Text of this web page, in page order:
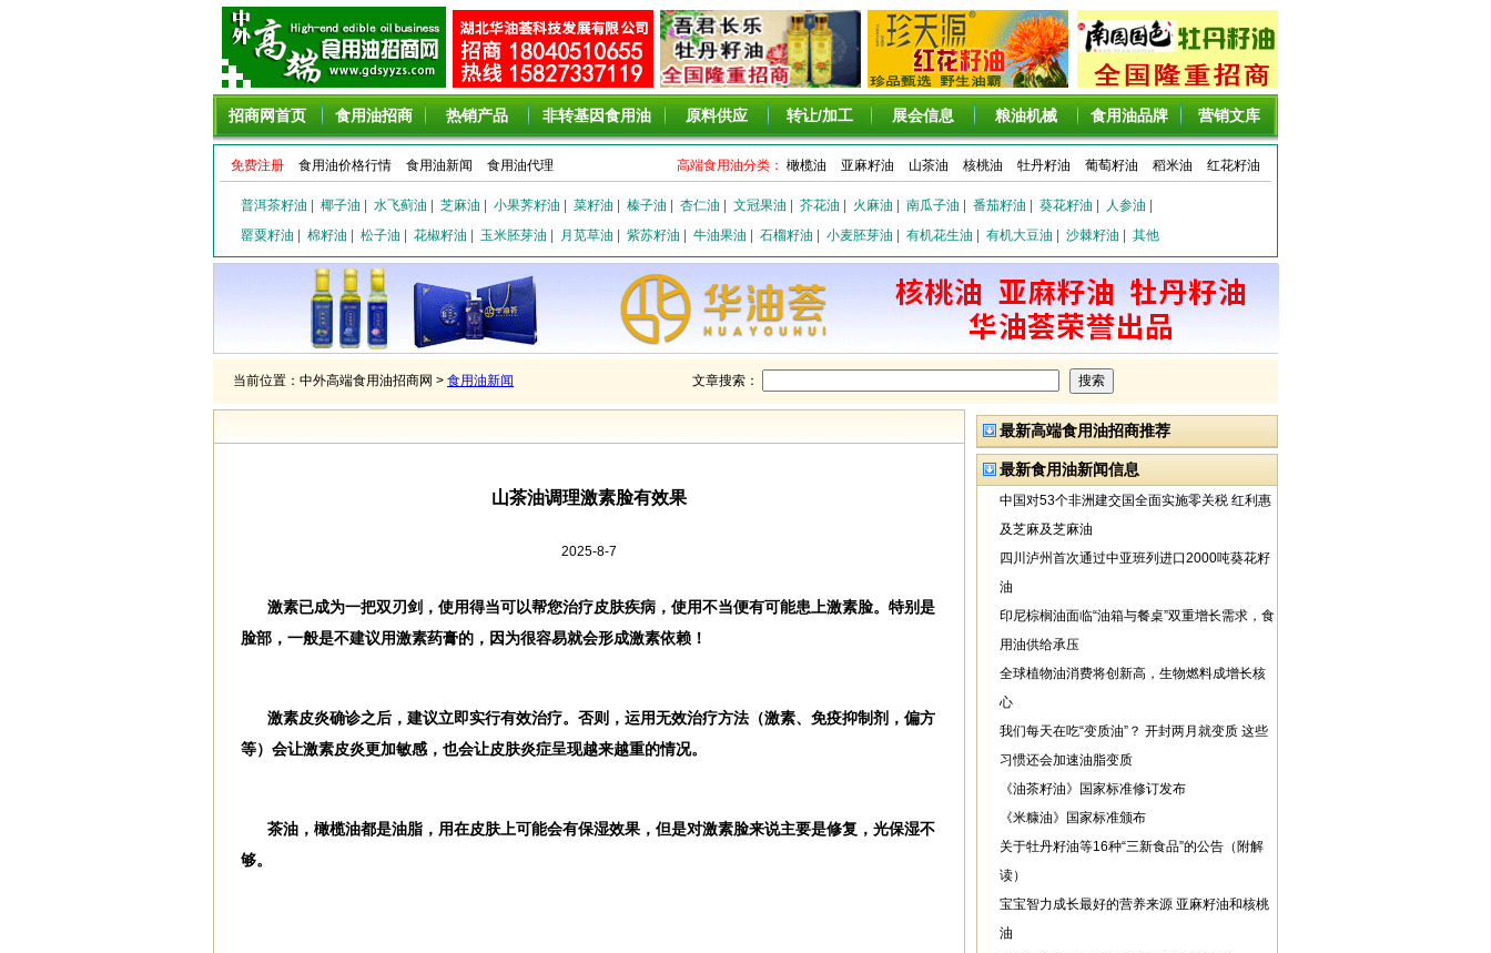
招商网首页 食用油招商 热销产品 非转基因食用油 原料供应 转让/加工 展会信息 粮油机械 食用油品牌 营销文库
免费注册 食用油价格行情 食用油新闻 食用油代理 高端食用油分类： 橄榄油 亚麻籽油 山茶油 核桃油 牡丹籽油 葡萄籽油 稻米油 红花籽油
普洱茶籽油 椰子油 水飞蓟油 芝麻油 小果荠籽油 菜籽油 榛子油 杏仁油 文冠果油 芥花油 火麻油 南瓜子油 番茄籽油 葵花籽油 人参油
罂粟籽油
棉籽油 松子油 花椒籽油 玉米胚芽油 月苋草油 紫苏籽油 牛油果油 石榴籽油 小麦胚芽油 有机花生油 有机大豆油 沙棘籽油 其他
当前位置：中外高端食用油招商网 > 食用油新闻 文章搜索：
山茶油调理激素脸有效果
2025-8-7
激素已成为一把双刃剑，使用得当可以帮您治疗皮肤疾病，使用不当便有可能患上激素脸。特别是
脸部，一般是不建议用激素药膏的，因为很容易就会形成激素依赖！
激素皮炎确诊之后，建议立即实行有效治疗。否则，运用无效治疗方法（激素、免疫抑制剂，偏方
等）会让激素皮炎更加敏感，也会让皮肤炎症呈现越来越重的情况。
茶油，橄榄油都是油脂，用在皮肤上可能会有保湿效果，但是对激素脸来说主要是修复，光保湿不
够。
最新高端食用油招商推荐
最新食用油新闻信息
中国对53个非洲建交国全面实施零关税 红利惠
及芝麻及芝麻油
四川泸州首次通过中亚班列进口2000吨葵花籽
油
印尼棕榈油面临“油箱与餐桌”双重增长需求，食
用油供给承压
全球植物油消费将创新高，生物燃料成增长核
心
我们每天在吃“变质油”？ 开封两月就变质 这些
习惯还会加速油脂变质
《油茶籽油》国家标准修订发布
《米糠油》国家标准颁布
关于牡丹籽油等16种“三新食品”的公告（附解
读）
宝宝智力成长最好的营养来源 亚麻籽油和核桃
油